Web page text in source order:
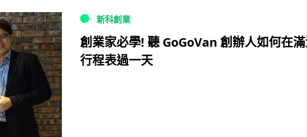
新科創業
創業家必學! 聽 GoGoVan 創辦人如何在
行程表過一天